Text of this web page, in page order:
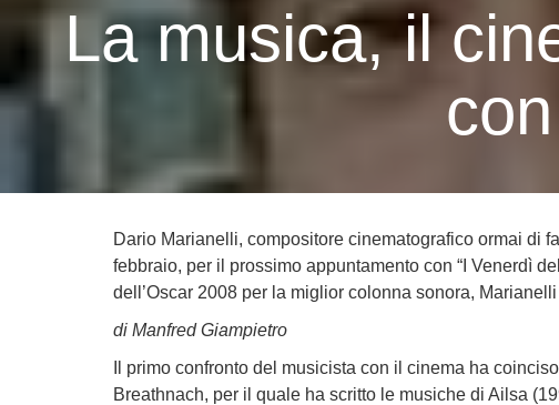
La musica, il
Dario Marianelli, compositore cinematografico ormai di
febbraio, per il prossimo appuntamento con “I Venerdì
dell’Oscar 2008 per la miglior colonna sonora,
di Manfred Giampietro
Il primo confronto del musicista con il cinema ha
Breathnach, per il quale ha scritto le musiche di Ailsa